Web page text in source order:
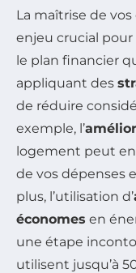
La maîtrise de
enjeu crucial
le plan financier
appliquant des
de réduire
exemple, l’
logement peut
de vos dépenses
plus, l’utilisation d’
économes en
une étape
utilisent jusqu’à